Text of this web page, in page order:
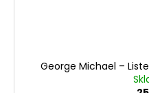
George Michael ‎–